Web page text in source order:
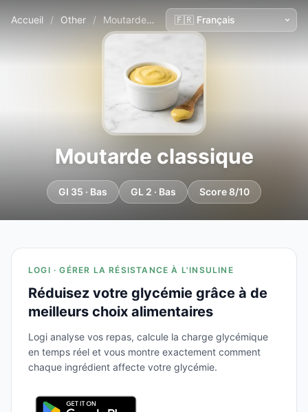
Accueil / Other / Moutarde classique
Moutarde classique
GI 35 · Bas GL 2 · Bas Score 8/10
LOGI · GÉRER LA RÉSISTANCE À L'INSULINE
Réduisez votre glycémie grâce à de
meilleurs choix alimentaires
Logi analyse vos repas, calcule la charge glycémique
en temps réel et vous montre exactement comment
chaque ingrédient affecte votre glycémie.